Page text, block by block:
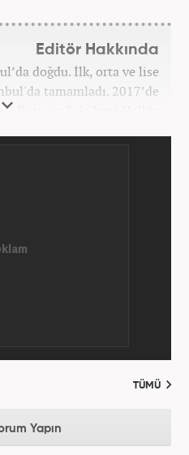
Editör Hakkında
doğdu. İlk, orta ve lise
tamamladı. 2017’de
İletişim Fakültesi Halkla
TÜMÜ
Yapın